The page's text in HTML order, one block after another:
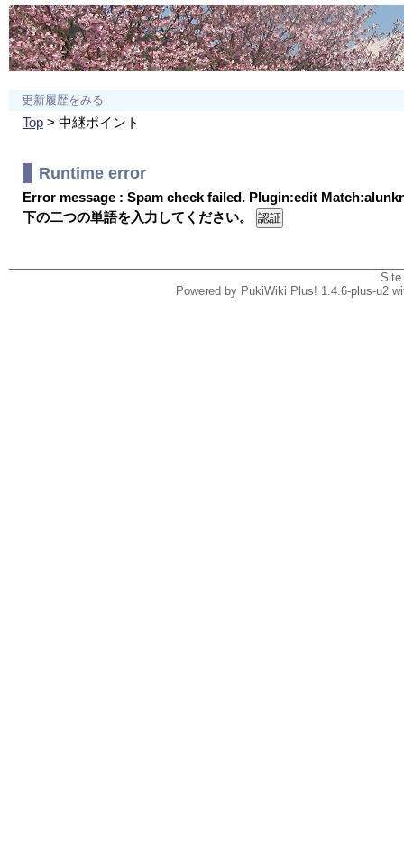
更新履歴をみる
Top> 中継ポイント
Runtime error
Error message : Spam check failed. Plugin:edit
下の二つの単語を入力してください。
Powered by PukiWiki Plus! 1.4.6-plus-u2